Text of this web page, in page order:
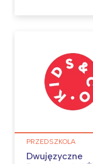
PRZEDSZKOLA
Dwujęzyczne